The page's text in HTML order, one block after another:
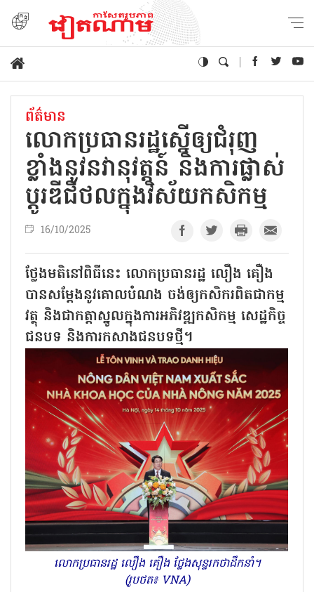
ព័ត៌មាន
លោកប្រធានរដ្ឋស្នើឲ្យជំរុញ
ខ្លាំងនូវនវានុវត្តន៍ និងការផ្លាស់
ប្តូរឌីជីថលក្នុងវិស័យកសិកម្ម
16/10/2025
ថ្លែងមតិនៅពិធីនេះ លោកប្រធានរដ្ឋ លឿង គឿង
បានសម្ដែងនូវគោលបំណង ចង់ឲ្យកសិករពិតជាកម្ម
វត្ថុ និងជាកត្តាស្នូលក្នុងការអភិវឌ្ឍកសិកម្ម សេដ្ឋកិច្ច
ជនបទ និងការកសាងជនបទថ្មី។
លោកប្រធានរដ្ឋ លឿង គឿង ថ្លែងសុន្ទរកថាដឹកនាំ។
(រូបថត៖ VNA)